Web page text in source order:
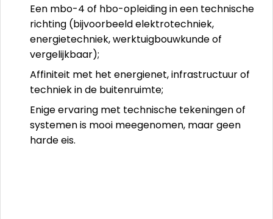
Een mbo-4 of hbo-opleiding in een technische
richting (bijvoorbeeld elektrotechniek,
energietechniek, werktuigbouwkunde of
vergelijkbaar);
Affiniteit met het energienet, infrastructuur of
techniek in de buitenruimte;
Enige ervaring met technische tekeningen of
systemen is mooi meegenomen, maar geen
harde eis.